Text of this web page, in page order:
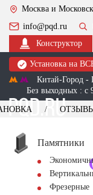
Москва и
info@pqd.ru
Конструктор
Установка на
Китай-Город
Без выходных : с
+7 (495)
Обратный звонок
Памятники
Фрезерные